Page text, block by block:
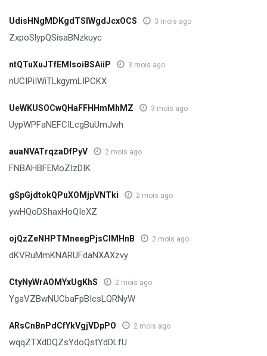
UdisHNgMDKgdTSIWgdJcxOCS 3 mois ago
ZxpoSlypQSisaBNzkuyc
ntQTuXuJTfEMlsoiBSAiiP 3 mois ago
nUCIPiIWiTLkgymLIPCKX
UeWKUSOCwQHaFFHHmMhMZ 3 mois ago
UypWPFaNEFCILcgBuUmJwh
auaNVATrqzaDfPyV 2 mois ago
FNBAHBFEMoZIzDIK
gSpGjdtokQPuXOMjpVNTki 2 mois ago
ywHQoDShaxHoQIeXZ
ojQzZeNHPTMneegPjsCIMHnB 2 mois ago
dKVRuMmKNARUFdaNXAXzvy
CtyNyWrAOMYxUgKhS 2 mois ago
YgaVZBwNUCbaFpBIcsLQRNyW
ARsCnBnPdCfYkVgjVDpPO 2 mois ago
wqqZTXdDQZsYdoQstYdDLfU